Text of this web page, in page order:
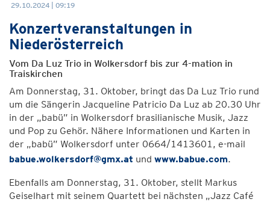
29.10.2024 | 09:19
Konzertveranstaltungen in
Niederösterreich
Vom Da Luz Trio in Wolkersdorf bis zur 4-mation in
Traiskirchen
Am Donnerstag, 31. Oktober, bringt das Da Luz Trio rund
um die Sängerin Jacqueline Patricio Da Luz ab 20.30 Uhr
in der „babü” in Wolkersdorf brasilianische Musik, Jazz
und Pop zu Gehör. Nähere Informationen und Karten in
der „babü” Wolkersdorf unter 0664/1413601, e-mail
babue.wolkersdorf@gmx.at und www.babue.com.
Ebenfalls am Donnerstag, 31. Oktober, stellt Markus
Geiselhart mit seinem Quartett bei nächsten „Jazz Café